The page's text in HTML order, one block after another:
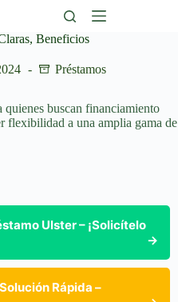
Beneficios
Préstamos
quienes buscan financiamiento
flexibilidad a una amplia gama de
Ulster – ¡Solicítelo
→
Rápida –